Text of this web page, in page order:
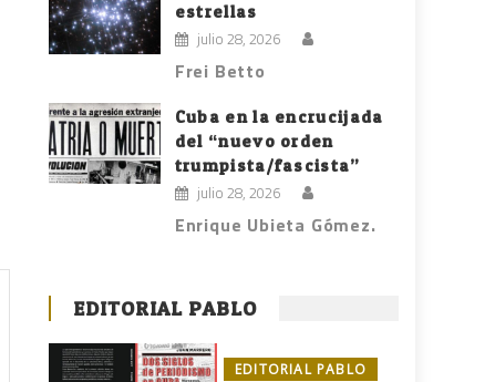
estrellas
julio 28, 2026
Frei Betto
Cuba en la encrucijada
del “nuevo orden
trumpista/fascista”
julio 28, 2026
Enrique Ubieta Gómez.
EDITORIAL PABLO
EDITORIAL PABLO